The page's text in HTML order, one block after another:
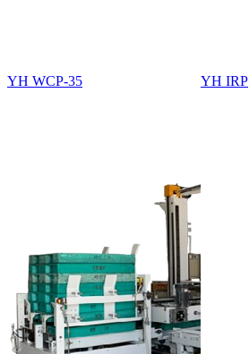
YH WCP-35 YH IRP